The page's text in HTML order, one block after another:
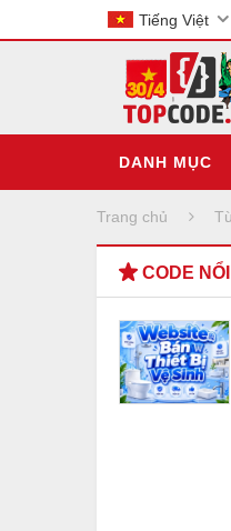
Tiếng Việt
DANH MỤC
Trang chủ
CODE